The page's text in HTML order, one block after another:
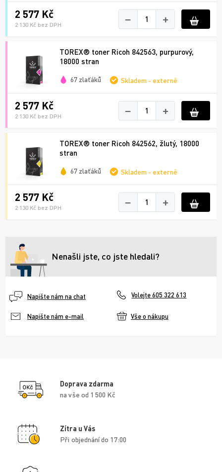
2 577 Kč
2 130 Kč bez DPH − +
TOREX® toner Ricoh 842563, purpurový,
18000 stran
67 zlaťáků Skladem - externě
2 577 Kč
2 130 Kč bez DPH − +
TOREX® toner Ricoh 842562, žlutý, 18000
stran
67 zlaťáků Skladem - externě
2 577 Kč
2 130 Kč bez DPH − +
Nenašli jste, co jste hledali?
Napište nám na chat Volejte 605 322 613
Napište nám e-mail Vše o nákupu
Doprava zdarma
na vše od 1 500 Kč
Zítra u Vás
Při objednání do 17:00